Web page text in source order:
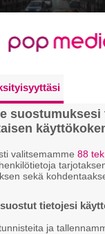
voi
on oma
outo
suostumuksesi
valitsemamme88
sekä
tietojesi
ja